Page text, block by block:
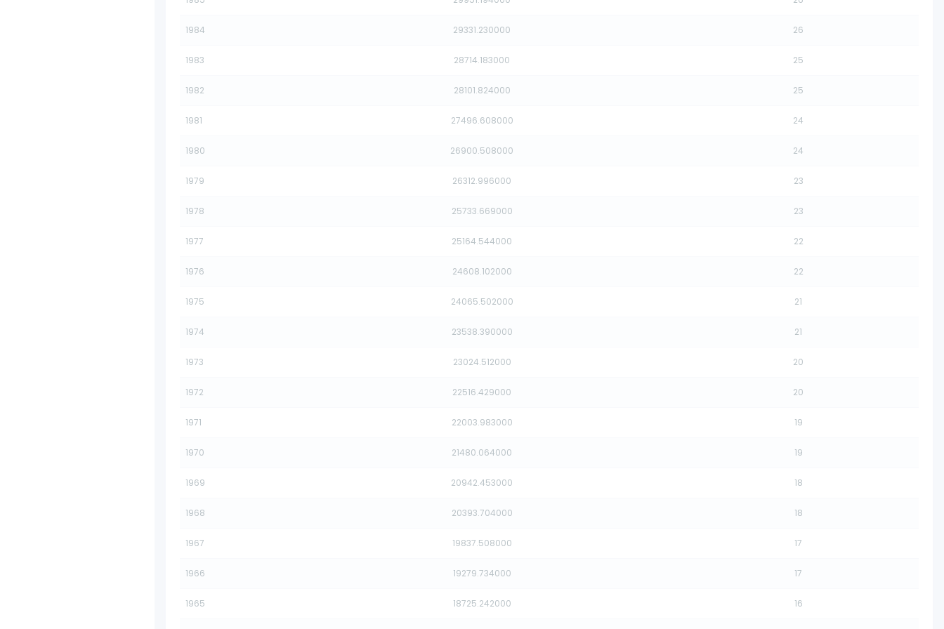
1984 29331.230000 26
1983 28714.183000 25
1982 28101.824000 25
1981 27496.608000 24
1980 26900.508000 24
1979 26312.996000 23
1978 25733.669000 23
1977 25164.544000 22
1976 24608.102000 22
1975 24065.502000 21
1974 23538.390000 21
1973 23024.512000 20
1972 22516.429000 20
1971 22003.983000 19
1970 21480.064000 19
1969 20942.453000 18
1968 20393.704000 18
1967 19837.508000 17
1966 19279.734000 17
1965 18725.242000 16